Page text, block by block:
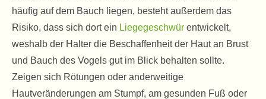
häufig auf dem Bauch liegen, besteht außerdem das
Risiko, dass sich dort ein Liegegeschwür entwickelt,
weshalb der Halter die Beschaffenheit der Haut an Brust
und Bauch des Vogels gut im Blick behalten sollte.
Zeigen sich Rötungen oder anderweitige
Hautveränderungen am Stumpf, am gesunden Fuß oder